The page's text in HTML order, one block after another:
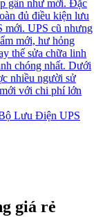
gần như mới. Đặc
đủ điều kiện lưu
mới. UPS cũ nhưng
mới, hư hỏng
thế sửa chữa linh
chóng nhất. Dưới
nhiều người sử
với chi phí lớn
Lưu Điện UPS
giá rẻ